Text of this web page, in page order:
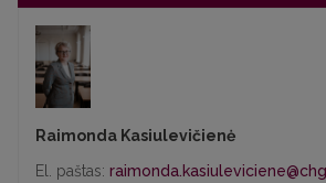
Raimonda Kasiulevičienė
El. paštas: